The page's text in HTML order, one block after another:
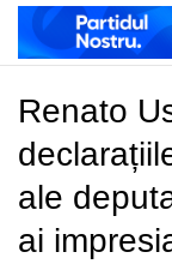
Renato
ale
ai